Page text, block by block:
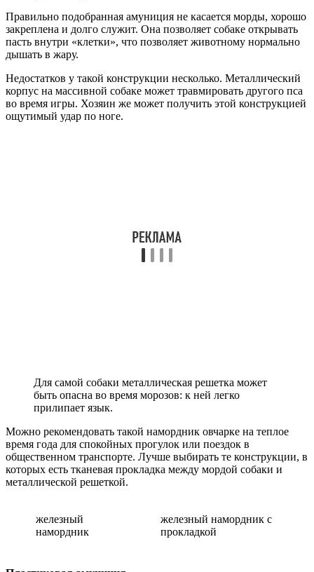
Правильно подобранная амуниция не касается морды, хорошо
закреплена и долго служит. Она позволяет собаке открывать
пасть внутри «клетки», что позволяет животному нормально
дышать в жару.
Недостатков у такой конструкции несколько. Металлический
корпус на массивной собаке может травмировать другого пса
во время игры. Хозяин же может получить этой конструкцией
ощутимый удар по ноге.
Для самой собаки металлическая решетка может
быть опасна во время морозов: к ней легко
прилипает язык.
Можно рекомендовать такой намордник овчарке на теплое
время года для спокойных прогулок или поездок в
общественном транспорте. Лучше выбирать те конструкции, в
которых есть тканевая прокладка между мордой собаки и
металлической решеткой.
железный
намордник
железный намордник с
прокладкой